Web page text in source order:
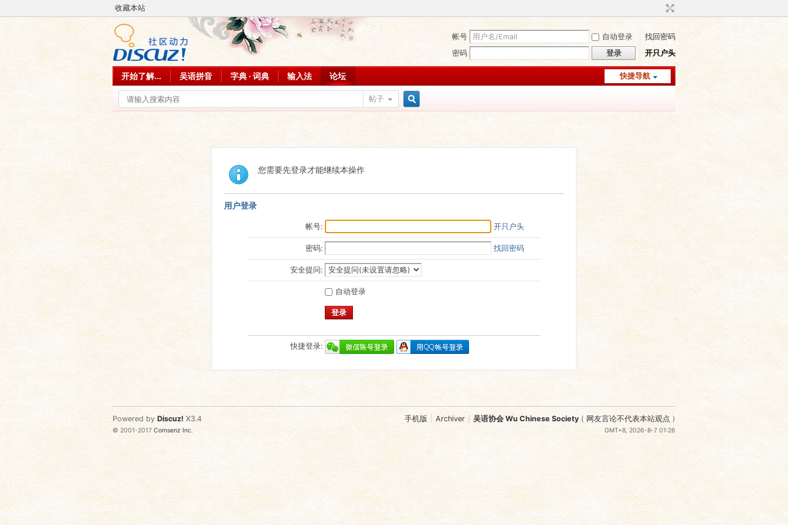
收藏本站
帐号 自动登录
找回密码
密码
登录 开只户头
快捷导航
开始了解... 吴语拼音 字典 · 词典 输入法 论坛
帖子
您需要先登录才能继续本操作
用户登录
帐号: 开只户头
密码: 找回密码
安全提问:
自动登录
登录
快捷登录:
手机版 Archiver 吴语协会 Wu Chinese Society ( 网友言论不代表本站观点 )
GMT+8, 2026-8-7 01:26
Powered by Discuz! X3.4
© 2001-2017Comsenz Inc.